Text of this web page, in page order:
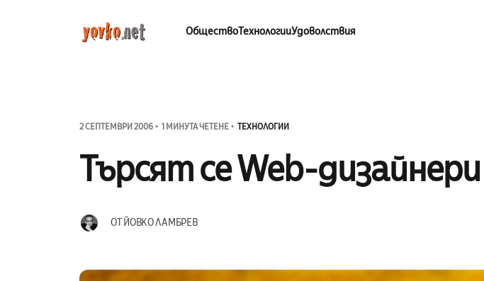
ОбществоТехнологииУдоволствия
2 СЕПТЕМВРИ 2006 1 МИНУТА ЧЕТЕНЕ ТЕХНОЛОГИИ
Търсят се Web-
ОТЙОВКО ЛАМБРЕВ